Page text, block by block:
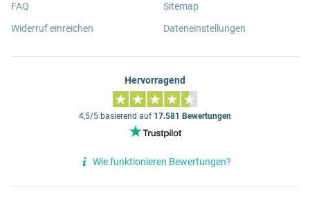
FAQ
Widerruf einreichen
Sitemap
Dateneinstellungen
Hervorragend
4,5/5 basierend auf 17.581 Bewertungen
Wie funktionieren Bewertungen?